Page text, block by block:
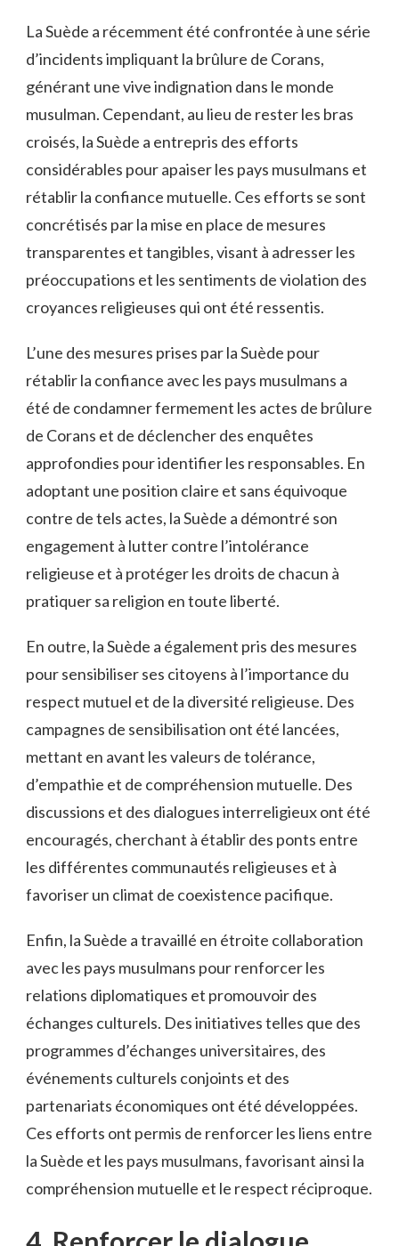
La ‍Suède a récemment été ⁤confrontée‌ à une ‍série
d’incidents impliquant la ⁣brûlure de Corans,
⁢générant une‌ vive indignation​ dans le monde
musulman.‌ Cependant, ⁢au lieu de ⁢rester les⁤ bras
croisés,‍ la Suède a entrepris des efforts
considérables pour apaiser⁢ les pays musulmans ‍et
rétablir la confiance ​mutuelle. Ces efforts se sont
concrétisés par la mise en place de mesures
transparentes et tangibles, visant à adresser⁣ les
préoccupations et ‌les sentiments de‌ violation des
croyances religieuses‌ qui ont été⁤ ressentis.
L’une ⁢des mesures prises par la Suède pour
rétablir la​ confiance avec ​les ⁣pays musulmans a
été de condamner fermement⁢ les ‍actes de ⁣brûlure
de⁣ Corans‍ et de⁤ déclencher des enquêtes
approfondies⁤ pour​ identifier les responsables. En
adoptant‌ une ‍position‍ claire et sans équivoque
contre de tels actes,‌ la ​Suède a démontré⁤ son
engagement⁣ à lutter ⁣contre l’intolérance
religieuse et à ⁣protéger les droits de chacun à
pratiquer sa religion en⁤ toute liberté.
En outre, la⁢ Suède a également pris des mesures‍
pour sensibiliser⁣ ses citoyens à l’importance du ​
respect mutuel⁤ et de la diversité religieuse. ⁣Des
campagnes de sensibilisation ont été lancées,
⁤mettant​ en avant les valeurs⁢ de tolérance,
d’empathie ​et de‌ compréhension mutuelle. Des
discussions et des ‌dialogues interreligieux ont été
⁢encouragés,⁢ cherchant à ⁣établir⁢ des ponts entre
les⁤ différentes​ communautés religieuses et à​
favoriser ‌un climat de coexistence pacifique.
Enfin, la Suède a travaillé‌ en⁣ étroite collaboration
avec ⁤les pays musulmans pour renforcer les
relations⁢ diplomatiques et promouvoir ⁣des
échanges culturels. Des initiatives telles que des
programmes d’échanges ⁤universitaires, des
événements culturels conjoints et ⁢des
partenariats économiques⁣ ont‍ été développées.
Ces⁤ efforts ont permis de renforcer les⁢ liens entre⁢
la Suède et ‍les pays musulmans, favorisant ainsi la⁣
compréhension ‍mutuelle ⁣et le ⁣respect réciproque.